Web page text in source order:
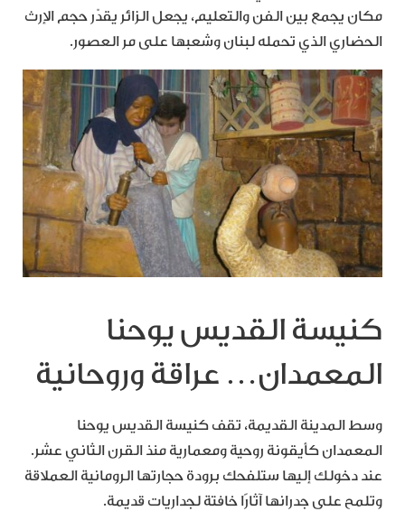
مكان يجمع بين الفن والتعليم، يجعل الزائر يقدّر حجم الإرث
الحضاري الذي تحمله لبنان وشعبها على مر العصور.
كنيسة القديس يوحنا
المعمدان… عراقة وروحانية
وسط المدينة القديمة، تقف كنيسة القديس يوحنا
المعمدان كأيقونة روحية ومعمارية منذ القرن الثاني عشر.
عند دخولك إليها ستلفحك برودة حجارتها الرومانية العملاقة
وتلمح على جدرانها آثارًا خافتة لجداريات قديمة.